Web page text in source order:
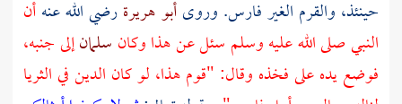
حينئذ، والقرم الغير فارس. وروىأبو هريرةرضي الله عنهأن
النبي صلى الله عليه وسلم سئل عن هذا وكان سلمانإلى جنبه،
فوضع يده على فخذه وقال: "قوم هذا، لو كان الدين في الثريا